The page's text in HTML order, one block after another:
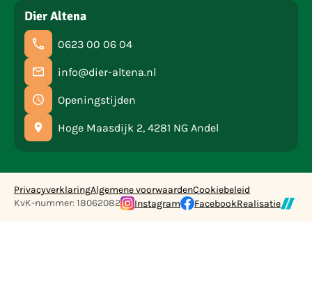
Dier Altena
0623 00 06 04
info@dier-altena.nl
Openingstijden
Hoge Maasdijk 2, 4281 NG Andel
PrivacyverklaringAlgemene voorwaardenCookiebeleid
KvK-nummer: 18062082
Instagram FacebookRealisatie